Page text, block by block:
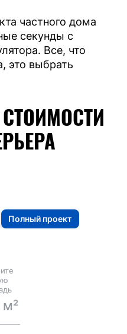
частного дома
секунды с
Все, что
это выбрать
Полный проект
м²